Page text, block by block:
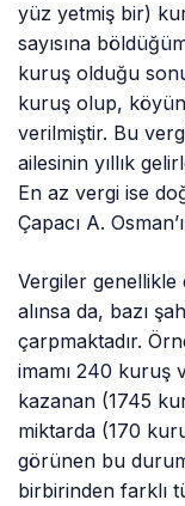
yüz yetmiş bir)
sayısına
kuruş olduğu
kuruş olup,
verilmiştir. Bu
ailesinin yıllık
En az vergi ise
Çapacı A.
Vergiler
alınsa da, bazı
çarpmaktadır.
imamı 240 kuruş
kazanan (1745
miktarda (170
görünen bu
birbirinden farklı